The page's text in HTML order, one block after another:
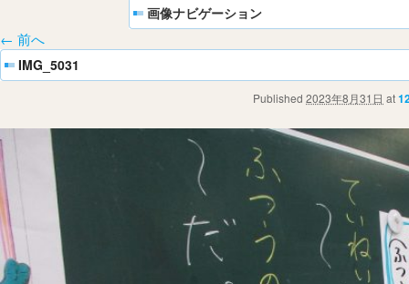
画像ナビゲーション
← 前へ
IMG_5031
Published 2023年8月31日 at